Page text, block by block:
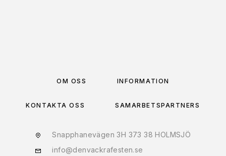
OM OSS INFORMATION
KONTAKTA OSS SAMARBETSPARTNERS
Snapphanevägen 3H 373 38 HOLMSJÖ
info@denvackrafesten.se